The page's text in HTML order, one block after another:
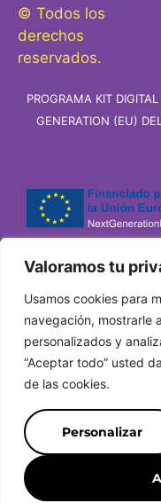
Valoramos tu
Usamos cookies para
navegación, mostrarle
personalizados y
“Aceptar todo” usted
de las cookies.
Personalizar
© Todos los
derechos
reservados.
PROGRAMA KIT
GENERATION (EU)